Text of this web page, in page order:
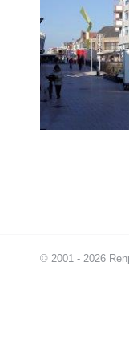
© 2001 - 2026